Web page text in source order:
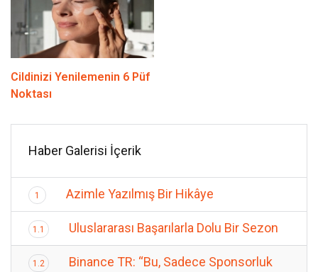
Cildinizi Yenilemenin 6 Püf
Noktası
Haber Galerisi İçerik
1 Azimle Yazılmış Bir Hikâye
1.1 Uluslararası Başarılarla Dolu Bir Sezon
1.2
Binance TR: “Bu, Sadece Sponsorluk